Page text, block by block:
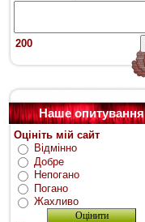
200
Наше опитування
Оцініть мій сайт
Відмінно
Добре
Непогано
Погано
Жахливо